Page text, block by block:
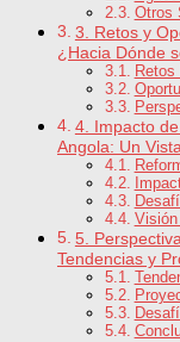
Otros
3. Retos y
¿Hacia Dónde
4. Impacto
Angola: Un
5.
Tendencias y